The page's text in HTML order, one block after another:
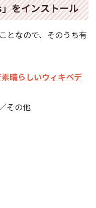
をインストール
となので、そのうち有
晴らしいウィキペデ
その他